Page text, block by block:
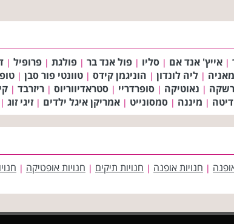
| אייץ' אנד אם | סליו | פול אנד בר | פולגת | פרופיל |
מאניה | ליה לונדון | הוניגמן קידס | טוונטי פור סבן |
| נאוטיקה | סופרדריי | סטראדיווריוס | ריזרבד |
| מיננה | סמסונייט | אמריקן איגל ילדים | זיגי זוג |
| חנויות אופנה | חנויות תיקים | חנויות אופטיקה |